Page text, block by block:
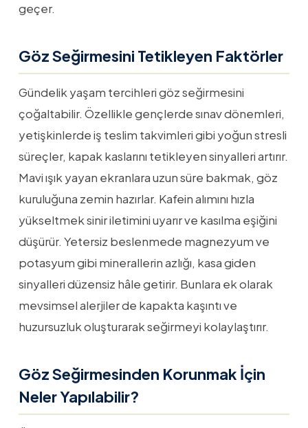
geçer.
Göz Seğirmesini Tetikleyen Faktörler
Gündelik yaşam tercihleri göz seğirmesini
çoğaltabilir. Özellikle gençlerde sınav dönemleri,
yetişkinlerde iş teslim takvimleri gibi yoğun stresli
süreçler, kapak kaslarını tetikleyen sinyalleri artırır.
Mavi ışık yayan ekranlara uzun süre bakmak, göz
kuruluğuna zemin hazırlar. Kafein alımını hızla
yükseltmek sinir iletimini uyarır ve kasılma eşiğini
düşürür. Yetersiz beslenmede magnezyum ve
potasyum gibi minerallerin azlığı, kasa giden
sinyalleri düzensiz hâle getirir. Bunlara ek olarak
mevsimsel alerjiler de kapakta kaşıntı ve
huzursuzluk oluşturarak seğirmeyi kolaylaştırır.
Göz Seğirmesinden Korunmak İçin
Neler Yapılabilir?